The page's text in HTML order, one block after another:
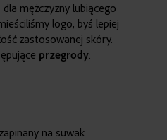
mężczyzny lubiącego
logo, byś lepiej
zastosowanej skóry.
przegrody:
na suwak